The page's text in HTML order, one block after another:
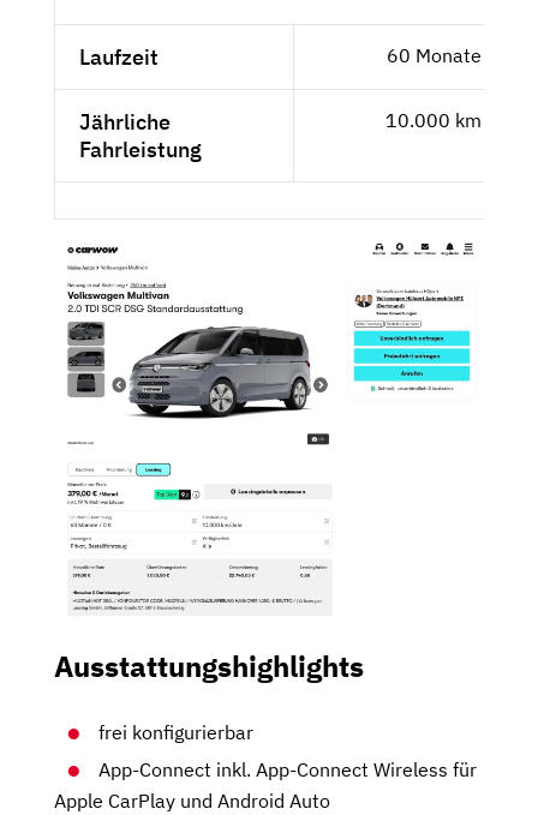
Laufzeit 60 Monate
Jährliche
Fahrleistung
10.000 km
Ausstattungshighlights
frei konfigurierbar
App-Connect inkl. App-Connect Wireless für
Apple CarPlay und Android Auto